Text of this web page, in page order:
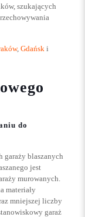
szukających
, Gdańsk i
do
garaży blaszanych
jest
murowanych.
materiały
mniejszej liczby
garaż